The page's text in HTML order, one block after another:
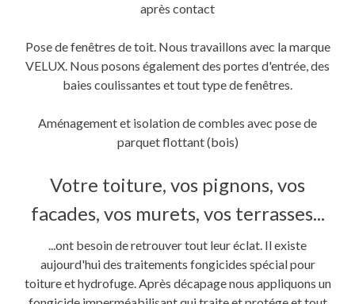
après contact
Pose de fenêtres de toit. Nous travaillons avec la marque
VELUX. Nous posons également des portes d'entrée, des
baies coulissantes et tout type de fenêtres.
Aménagement et isolation de combles avec pose de
parquet flottant (bois)
Votre toiture, vos pignons, vos
facades, vos murets, vos terrasses...
...ont besoin de retrouver tout leur éclat. Il existe
aujourd'hui des traitements fongicides spécial pour
toiture et hydrofuge. Après décapage nous appliquons un